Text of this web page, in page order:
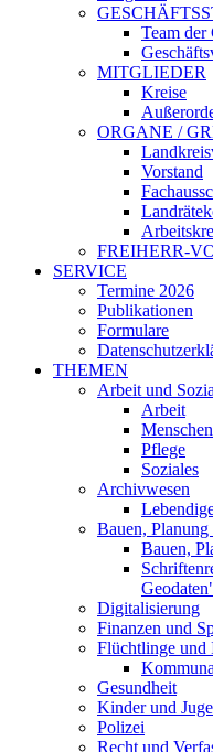
Team der
MITGLIEDER
Kreise
ORGANE /
Vorstand
FREIHERR-
SERVICE
Termine 2026
Publikationen
Formulare
THEMEN
Arbeit und
Arbeit
Pflege
Soziales
Archivwesen
Bauen, Planung
Bauen,
Digitalisierung
Finanzen und
Flüchtlinge und
Gesundheit
Kinder und
Polizei
Recht und